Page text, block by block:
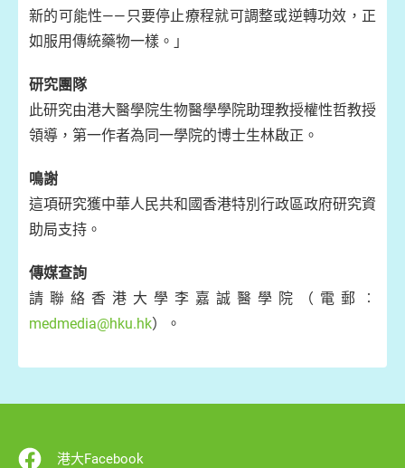
新的可能性——只要停止療程就可調整或逆轉功效，正
如服用傳統藥物一樣。」
研究團隊
此研究由港大醫學院生物醫學學院助理教授權性哲教授
領導，第一作者為同一學院的博士生林啟正。
鳴謝
這項研究獲中華人民共和國香港特別行政區政府研究資
助局支持。
傳媒查詢
請聯絡香港大學李嘉誠醫學院（電郵︰
medmedia@hku.hk）。
港大Facebook